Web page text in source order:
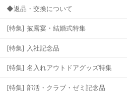
◆返品・交換について
[特集] 披露宴・結婚式特集
[特集] 入社記念品
[特集] 名入れアウトドアグッズ特集
[特集] 部活・クラブ・ゼミ記念品